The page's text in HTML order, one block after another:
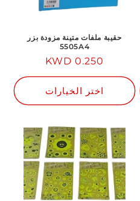
حقيبة ملفات متينة مزودة بزر
5505A4
السعر
العادي
0.250 KWD
اختر الخيارات